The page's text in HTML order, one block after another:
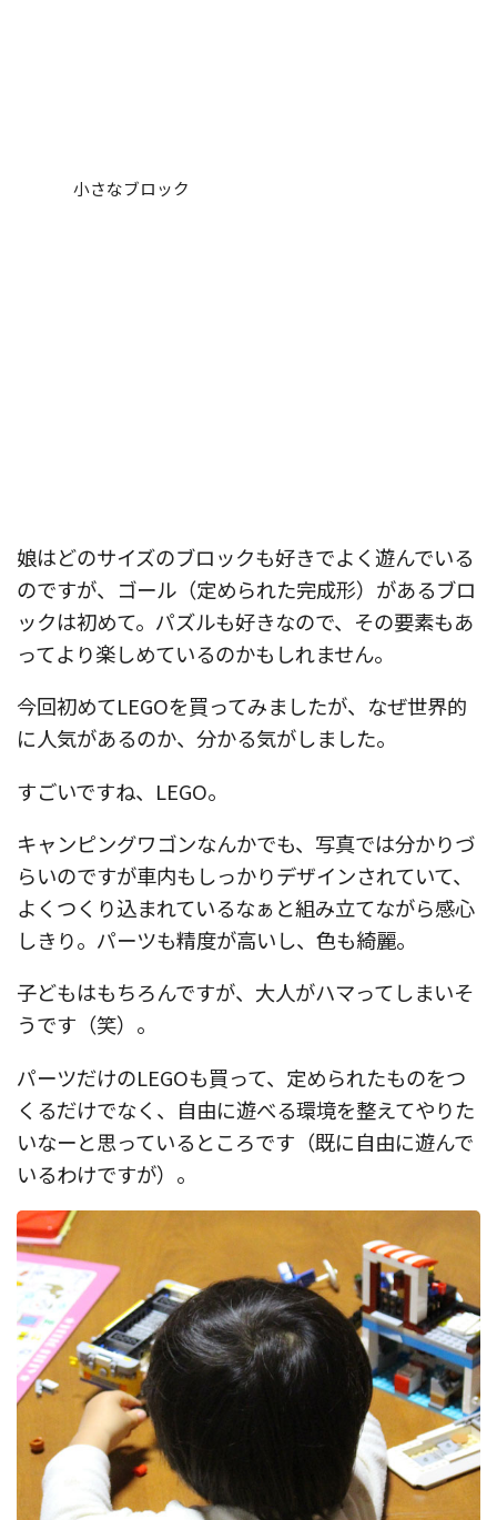
小さなブロック
娘はどのサイズのブロックも好きでよく遊んでいる
のですが、ゴール（定められた完成形）があるブロ
ックは初めて。パズルも好きなので、その要素もあ
ってより楽しめているのかもしれません。
今回初めてLEGOを買ってみましたが、なぜ世界的
に人気があるのか、分かる気がしました。
すごいですね、LEGO。
キャンピングワゴンなんかでも、写真では分かりづ
らいのですが車内もしっかりデザインされていて、
よくつくり込まれているなぁと組み立てながら感心
しきり。パーツも精度が高いし、色も綺麗。
子どもはもちろんですが、大人がハマってしまいそ
うです（笑）。
パーツだけのLEGOも買って、定められたものをつ
くるだけでなく、自由に遊べる環境を整えてやりた
いなーと思っているところです（既に自由に遊んで
いるわけですが）。